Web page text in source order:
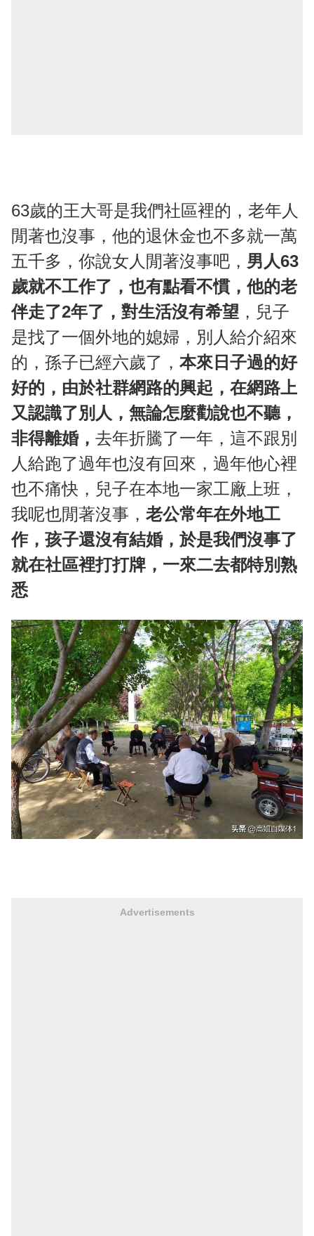
63歲的王大哥是我們社區裡的，老年人
閒著也沒事，他的退休金也不多就一萬
五千多，你說女人閒著沒事吧， 男人63
歲就不工作了，也有點看不慣，他的老
伴走了2年了，對生活沒有希望 ，兒子
是找了一個外地的媳婦，別人給介紹來
的，孫子已經六歲了， 本來日子過的好
好的，由於社群網路的興起，在網路上
又認識了別人，無論怎麼勸說也不聽，
非得離婚， 去年折騰了一年，這不跟別
人給跑了過年也沒有回來，過年他心裡
也不痛快，兒子在本地一家工廠上班，
我呢也閒著沒事， 老公常年在外地工
作，孩子還沒有結婚，於是我們沒事了
就在社區裡打打牌，一來二去都特別熟
悉
Advertisements